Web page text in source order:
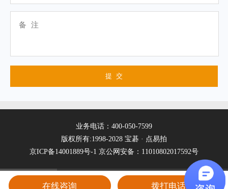
业务电话：400-050-7599
版权所有:1998-2028 宝碁 · 点易拍
京ICP备14001889号-1 京公网安备：11010802017592号
在线咨询 拨打电话